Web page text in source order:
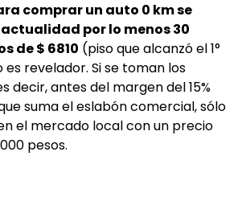
comprar un auto 0 km se
por lo menos 30
de $ 6810 (piso que alcanzó el 1°
es revelador. Si se toman los
decir, antes del margen del 15%
suma el eslabón comercial, sólo
el mercado local con un precio
pesos.